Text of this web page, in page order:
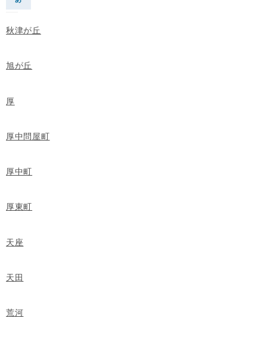
秋津が丘
旭が丘
厚
厚中問屋町
厚中町
厚東町
天座
天田
荒河